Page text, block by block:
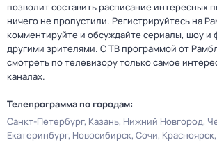
позволит составить расписание интересных
ничего не пропустили. Регистрируйтесь на
комментируйте и обсуждайте сериалы, шоу и
другими зрителями. С ТВ программой от
смотреть по телевизору только самое
каналах.
Телепрограмма по городам:
Санкт-Петербург Казань Нижний Новгород
Екатеринбург Новосибирск Сочи Красноярск